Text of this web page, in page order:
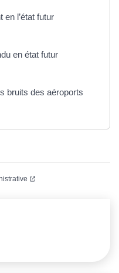
en l’état futur
dans un nouvel onglet)
en état futur
dans un nouvel onglet)
bruits des aéroports
(ouverture dans un